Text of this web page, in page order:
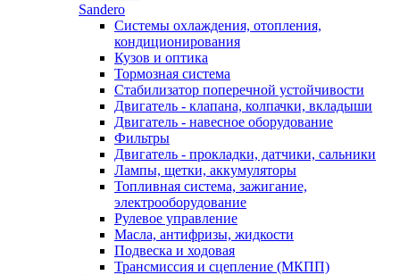
Sandero
Системы охлаждения, отопления,
кондиционирования
Кузов и оптика
Тормозная система
Стабилизатор поперечной устойчивости
Двигатель - клапана, колпачки, вкладыши
Двигатель - навесное оборудование
Фильтры
Двигатель - прокладки, датчики, сальники
Лампы, щетки, аккумуляторы
Топливная система, зажигание,
электрооборудование
Рулевое управление
Масла, антифризы, жидкости
Подвеска и ходовая
Трансмиссия и сцепление (МКПП)